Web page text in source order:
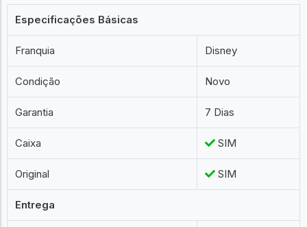
Especificações Básicas
Franquia Disney
Condição Novo
Garantia 7 Dias
Caixa SIM
Original SIM
Entrega